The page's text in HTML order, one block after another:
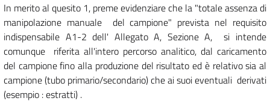
In merito al quesito 1, preme evidenziare che la "totale assenza di
manipolazione manuale del campione" prevista nel requisito
indispensabile A1-2 dell' Allegato A, Sezione A, si intende
comunque riferita all'intero percorso analitico, dal caricamento
del campione fino alla produzione del risultato ed è relativo sia al
campione (tubo primario/secondario) che ai suoi eventuali derivati
(esempio : estratti) .